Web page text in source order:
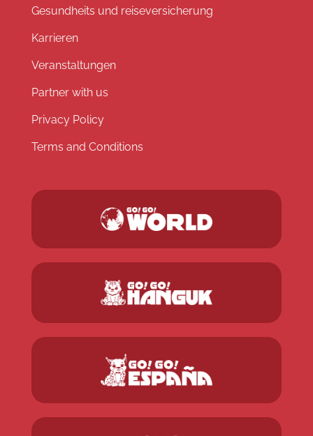
Gesundheits und reiseversicherung
Karrieren
Veranstaltungen
Partner with us
Privacy Policy
Terms and Conditions